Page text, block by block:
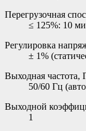
Перегрузочная
≤ 125%: 10
Регулировка
± 1%
Выходная частота,
50/60 Гц
Выходной
1